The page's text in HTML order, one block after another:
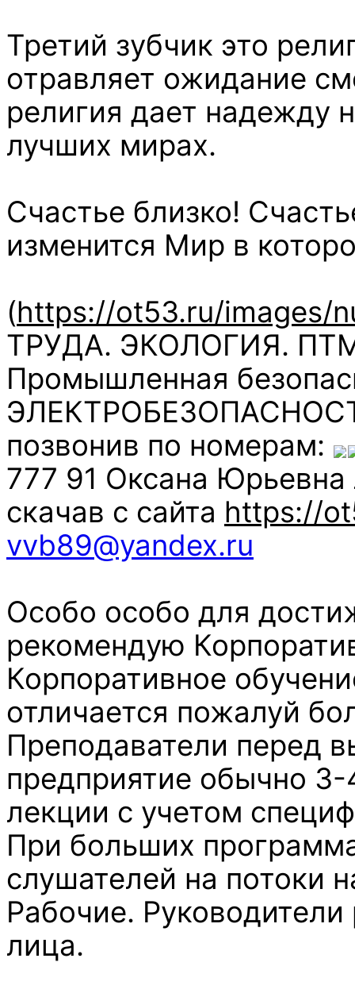
Третий зубчик это
отравляет ожидание
религия дает надежду
лучших мирах.
Счастье близко!
изменится Мир в
(https://ot53.ru/images/
ТРУДА. ЭКОЛОГИЯ.
Промышленная
позвонив по номерам:
777 91 Оксана Юрьевна
скачав с сайта https://
vvb89@yandex.ru
Особо особо для
рекомендую
Корпоративное
отличается пожалуй
Преподаватели перед
предприятие обычно 3-
лекции с учетом
При больших
слушателей на потоки
Рабочие.
лица.